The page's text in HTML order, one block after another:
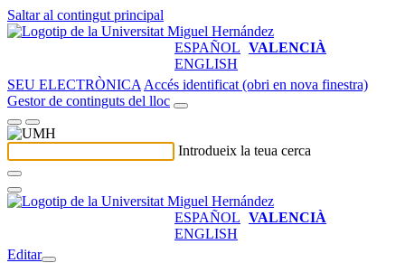
Saltar al contingut principal
ESPAÑOL VALENCIÀ
ENGLISH
SEU ELECTRÒNICA Accés identificat (obri en nova finestra)
Gestor de continguts del lloc
Introdueix la teua cerca
ESPAÑOL VALENCIÀ
ENGLISH
Editar